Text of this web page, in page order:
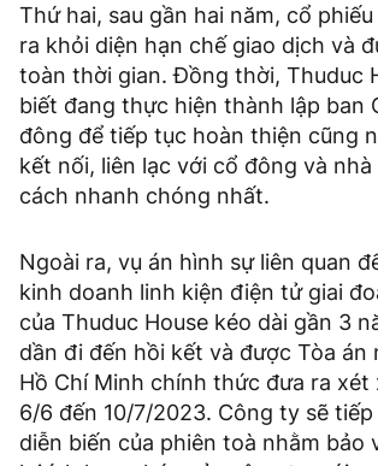
Thứ hai, sau gần hai năm, cổ
ra khỏi diện hạn chế giao dịch và
toàn thời gian. Đồng thời, Thuduc
biết đang thực hiện thành lập ban
đông để tiếp tục hoàn thiện cũng
kết nối, liên lạc với cổ đông và
cách nhanh chóng nhất.
Ngoài ra, vụ án hình sự liên quan
kinh doanh linh kiện điện tử giai
của Thuduc House kéo dài gần 3
dần đi đến hồi kết và được Tòa án
Hồ Chí Minh chính thức đưa ra xét
6/6 đến 10/7/2023. Công ty sẽ
diễn biến của phiên toà nhằm bảo